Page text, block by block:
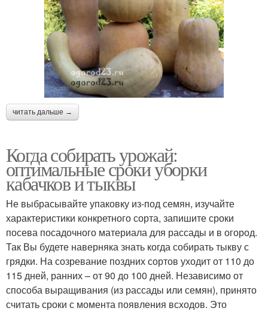
читать дальше →
Когда собирать урожай:
оптимальные сроки уборки
кабачков и тыквы
Не выбрасывайте упаковку из-под семян, изучайте
характеристики конкретного сорта, запишите сроки
посева посадочного материала для рассады и в огород.
Так Вы будете наверняка знать когда собирать тыкву с
грядки. На созревание поздних сортов уходит от 110 до
115 дней, ранних – от 90 до 100 дней. Независимо от
способа выращивания (из рассады или семян), принято
считать сроки с момента появления всходов. Это